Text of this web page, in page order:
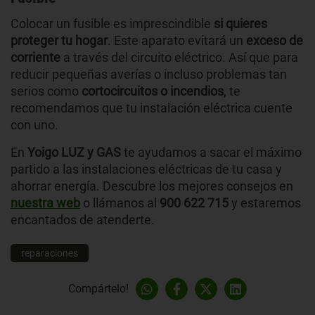
Colocar un fusible es imprescindible si quieres
proteger tu hogar. Este aparato evitará un exceso de
corriente a través del circuito eléctrico. Así que para
reducir pequeñas averías o incluso problemas tan
serios como cortocircuitos o incendios, te
recomendamos que tu instalación eléctrica cuente
con uno.
En Yoigo LUZ y GASte ayudamos a sacar el máximo
partido a las instalaciones eléctricas de tu casa y
ahorrar energía. Descubre los mejores consejos en
nuestra web o llámanos al 900 622 715y estaremos
encantados de atenderte.
reparaciones
Compártelo!